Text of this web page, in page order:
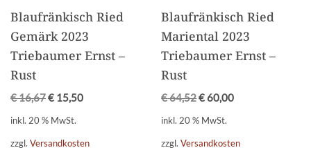
Blaufränkisch Ried
Gemärk 2023
Triebaumer Ernst –
Rust
€16,67€ 15,50
inkl. 20 % MwSt.
zzgl. Versandkosten
Blaufränkisch Ried
Mariental 2023
Triebaumer Ernst –
Rust
€64,52€60,00
inkl. 20 % MwSt.
zzgl.Versandkosten